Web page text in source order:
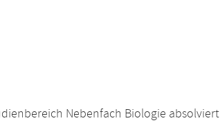
Nebenfach Biologie